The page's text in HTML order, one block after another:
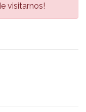
visitarnos!